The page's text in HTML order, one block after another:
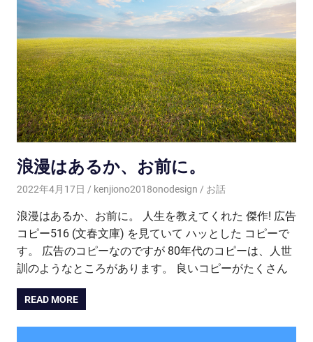
浪漫はあるか、お前に。
2022年4月17日 kenjiono2018onodesign お話
浪漫はあるか、お前に。 人生を教えてくれた 傑作! 広告
コピー516 (文春文庫) を見ていて ハッとした コピーで
す。 広告のコピーなのですが 80年代のコピーは、人世
訓のようなところがあります。 良いコピーがたくさん
READ MORE